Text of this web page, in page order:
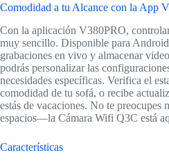
Comodidad a tu Alcance con la App
Con la aplicación V380PRO,
muy sencillo. Disponible para
grabaciones en vivo y almacenar
podrás personalizar las
necesidades específicas. Verifica el
comodidad de tu sofá, o recibe
estás de vacaciones. No te preocupes
espacios—la Cámara Wifi Q3C está
Características